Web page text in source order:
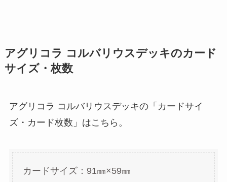
アグリコラ コルバリウスデッキのカード
サイズ・枚数
アグリコラ コルバリウスデッキの「カードサイ
ズ・カード枚数」はこちら。
カードサイズ：91㎜×59㎜